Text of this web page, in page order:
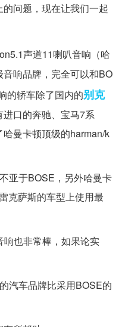
问题，现在让我们一起
声道11喇叭音响（哈
响品牌，完全可以和BO
的轿车除了国内的别克
口的奔驰、宝马7系
曼卡顿顶级的harman/k
亚于BOSE，另外哈曼卡
克萨斯的车型上使用最
也非常棒，如果论实
汽车品牌比采用BOSE的